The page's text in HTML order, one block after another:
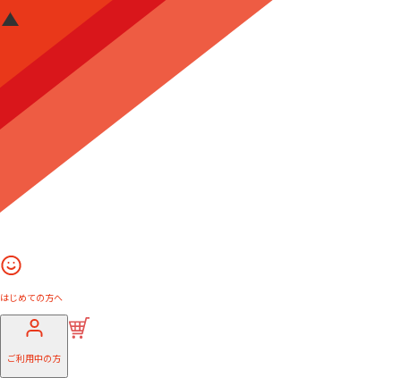
はじめての方へ
ご利用中の方